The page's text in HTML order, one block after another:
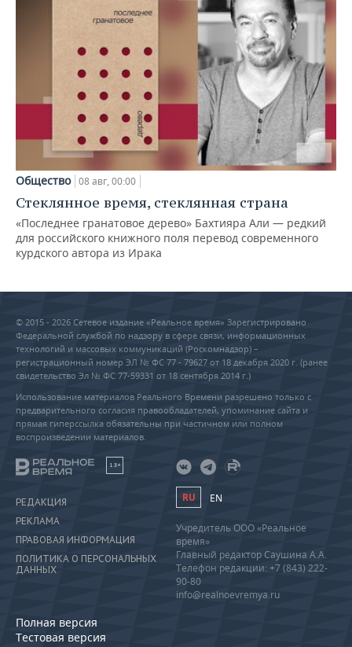
Общество 08 авг, 00:00
Стеклянное время, стеклянная страна
«Последнее гранатовое дерево» Бахтияра Али — редкий
для российского книжного поля перевод современного
курдского автора из Ирака
© 2015 - 2026 Сетевое издание «Реальное время» Зарегистрировано
Федеральной службой по надзору в сфере связи, информационных
технологий и массовых коммуникаций (Роскомнадзор) –
регистрационный номер ЭЛ № ФС 77 - 79627 от 18 декабря 2020 г. (ранее
свидетельство Эл № ФС 77-59331 от 18 сентября 2014 г.)
Использование материалов Реального Времени разрешено только с
предварительного согласия правообладателей, упоминание сайта и
прямая гиперссылка обязательны при частичном или полном
воспроизведении материалов.
18+
РЕДАКЦИЯ
РЕКЛАМА
ПРАВОВАЯ ИНФОРМАЦИЯ
ПОЛИТИКА О ПЕРСОНАЛЬНЫХ
ДАННЫХ
Полная версия
Тестовая версия
RU EN
Учредитель ООО «Реальное
время»
Главный редактор Саушина А.А.
Телефон редакции: +7 (843) 222-
90-80
info@realnoevremya.ru